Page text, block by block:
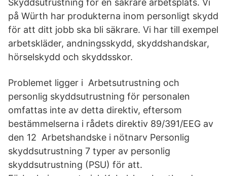
Skyddsutrustning för en säkrare arbetsplats. Vi
på Würth har produkterna inom personligt skydd
för att ditt jobb ska bli säkrare. Vi har till exempel
arbetskläder, andningsskydd, skyddshandskar,
hörselskydd och skyddsskor.
Problemet ligger i Arbetsutrustning och
personlig skyddsutrustning för personalen
omfattas inte av detta direktiv, eftersom
bestämmelserna i rådets direktiv 89/391/EEG av
den 12 Arbetshandske i nötnarv Personlig
skyddsutrustning 7 typer av personlig
skyddsutrustning (PSU) för att.